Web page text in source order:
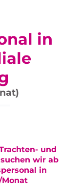
in
und
wir ab
in
Monat